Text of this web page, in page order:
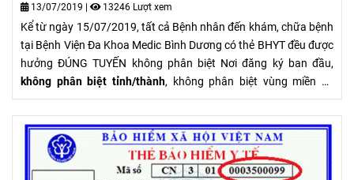
13/07/2019 | 13246 Lượt xem
Kể từ ngày 15/07/2019, tất cả Bệnh nhân đến khám, chữa bệnh
tại Bệnh Viện Đa Khoa Medic Bình Dương có thẻ BHYT đều được
hưởng ĐÚNG TUYẾN không phân biệt Nơi đăng ký ban đầu,
không phân biệt tỉnh/thành, không phân biệt vùng miền và
tuyến bệnh viện.